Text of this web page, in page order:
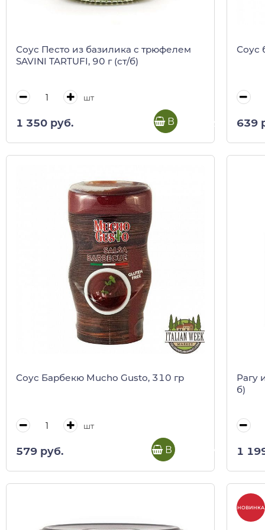
Соус Песто из базилика с трюфелем
SAVINI TARTUFI, 90 г (ст/б)
шт
1 350 руб. В корзину
Соус
639
Соус Барбекю Mucho Gusto, 310 гр
шт
579 руб. В корзину
Рагу
б)
1
НОВИНКА